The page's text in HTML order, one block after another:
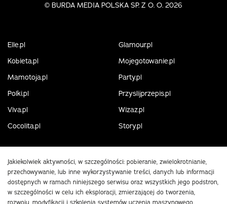
© BURDA MEDIA POLSKA SP. Z O. O. 2026
Elle.pl
Glamour.pl
Kobieta.pl
Mojegotowanie.pl
Mamotoja.pl
Party.pl
Polki.pl
Przyslijprzepis.pl
Viva.pl
Wizaz.pl
Cocolita.pl
Story.pl
Jakiekolwiek aktywności, w szczególności: pobieranie, zwielokrotnianie,
przechowywanie, lub inne wykorzystywanie treści, danych lub informacji
dostępnych w ramach niniejszego serwisu oraz wszystkich jego podstron,
w szczególności w celu ich eksploracji, zmierzającej do tworzenia,
rozwoju, modyfikacji i szkolenia systemów uczenia maszynowego,